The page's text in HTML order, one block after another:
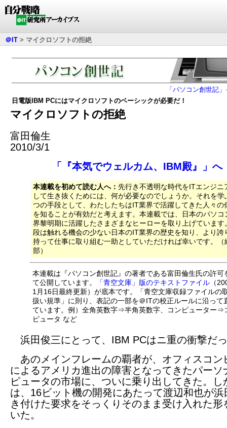
＠IT > マイクロソフトの拒絶
「パソコン創世記
日電版IBM PCにはマイクロソフトのベーシックが必要だ！
マイクロソフトの拒絶
富田倫生
2010/3/1
「『本気でウェルカム、IBM殿』」へ
本連載を初めて読む人へ： 先行き不透明な時代をITエンジニ
して生き抜くためには、何が必要なのでしょうか。それを学
つの手段として、わたしたちはIT業界で活躍してきた人々の
を知ることが有効だと考えます。本連載では、日本のパソコ
界黎明期に活躍したさまざまなヒーローを取り上げています
段は触れる機会の少ない日本のIT業界の歴史を知り、より誇
持って仕事に取り組む一助としていただければ幸いです。（
部）
本連載は『パソコン創世記』の著者である富田倫生氏の許可
て公開しています。
「青空文庫」版のテキストファイル （
1月16日最終更新）が底本です。「青空文庫収録ファイルの
扱い規準」に則り、表記の一部を＠ITの校正ルールに沿って
ています。例）全角英数字⇒半角英数字、コンピューター⇒
ピュータ など
浜田俊三にとって、IBM PCはニ重の衝撃だ
あのメインフレームの覇者が、オフィスコン
によるアメリカ進出の障害となってきたパーソ
ピュータの市場に、ついに乗り出してきた。し
は、16ビット機の開発にあたって渡辺和也が浜
き付けた要求をそっくりそのまま受け入れた形
いた。